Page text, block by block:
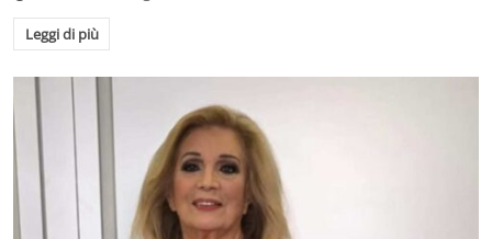
Leggi di più